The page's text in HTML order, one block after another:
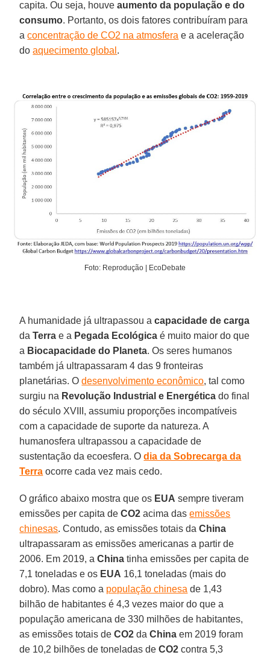
capita. Ou seja, houve aumento da população e do
consumo. Portanto, os dois fatores contribuíram para
aconcentração de CO2 na atmosfera e a aceleração
doaquecimento global .
Foto: Reprodução | EcoDebate
A humanidade já ultrapassou acapacidade de carga
daTerra e a Pegada Ecológica é muito maior do que
a Biocapacidade do Planeta. Os seres humanos
também já ultrapassaram 4 das 9 fronteiras
planetárias. Odesenvolvimento econômico, tal como
surgiu na Revolução Industrial e Energética do final
do século XVIII, assumiu proporções incompatíveis
com a capacidade de suporte da natureza. A
humanosfera ultrapassou a capacidade de
sustentação da ecoesfera. Odia da Sobrecarga da
Terra ocorre cada vez mais cedo.
O gráfico abaixo mostra que os EUA sempre tiveram
emissões per capita deCO2 acima dasemissões
chinesas. Contudo, as emissões totais daChina
ultrapassaram as emissões americanas a partir de
2006. Em 2019, aChina tinha emissões per capita de
7,1 toneladas e os EUA 16,1 toneladas (mais do
dobro). Mas como a população chinesa de 1,43
bilhão de habitantes é 4,3 vezes maior do que a
população americana de 330 milhões de habitantes,
as emissões totais deCO2 daChina em 2019 foram
de 10,2 bilhões de toneladas deCO2 contra 5,3